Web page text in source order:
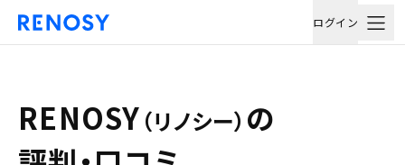
ログイン
RENOSY （リノシー） の